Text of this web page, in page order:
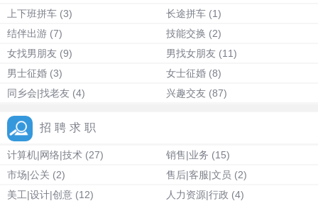
上下班拼车 (3) 长途拼车 (1)
结伴出游 (7) 技能交换 (2)
女找男朋友 (9) 男找女朋友 (11)
男士征婚 (3) 女士征婚 (8)
同乡会|找老友 (4) 兴趣交友 (87)
招聘求职
计算机|网络|技术 (27) 销售|业务 (15)
市场|公关 (2) 售后|客服|文员 (2)
美工|设计|创意 (12) 人力资源|行政 (4)